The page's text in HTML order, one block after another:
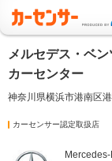
メルセデス・ベ
カーセンター
神奈川県横浜市港南区
カーセンサー認定取扱店